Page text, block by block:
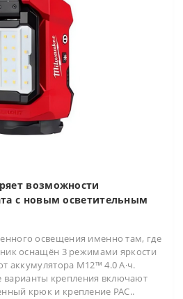
возможности
с новым осветительным
освещения именно там, где
оснащён 3 режимами яркости
аккумулятора M12™ 4.0 А·ч.
крепления включают
крюк и крепление PAC..